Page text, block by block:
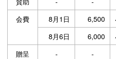
会費
8月1日 6,500
8月6日
6,000
贈呈
- -